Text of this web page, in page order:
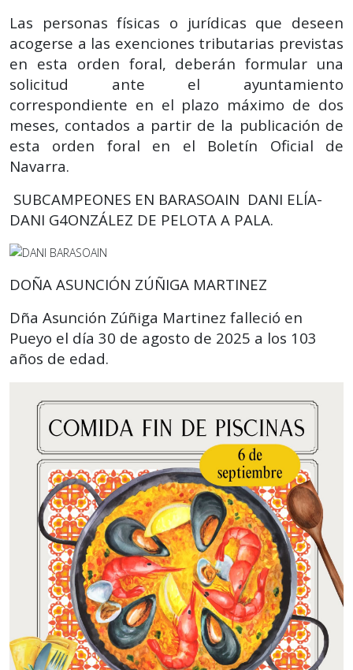
Las personas físicas o jurídicas que deseen
acogerse a las exenciones tributarias previstas
en esta orden foral, deberán formular una
solicitud ante el ayuntamiento
correspondiente en el plazo máximo de dos
meses, contados a partir de la publicación de
esta orden foral en el Boletín Oficial de
Navarra.
SUBCAMPEONES EN BARASOAIN DANI ELÍA-
DANI G4ONZÁLEZ DE PELOTA A PALA.
DOÑA ASUNCIÓN ZÚÑIGA MARTINEZ
Dña Asunción Zúñiga Martinez falleció en
Pueyo el día 30 de agosto de 2025 a los 103
años de edad.